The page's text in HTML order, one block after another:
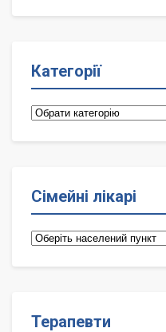
Категорії
Категорії
Сімейні лікарі
Сімейні
Терапевти